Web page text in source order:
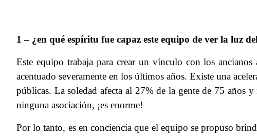
1 – ¿en qué espíritu fue capaz este equipo de ver la luz
Este equipo trabaja para crear un vínculo con los ancianos
acentuado severamente en los últimos años. Existe una
públicas. La soledad afecta al 27% de la gente de 75 años
ninguna asociación, ¡es enorme!
Por lo tanto, es en conciencia que el equipo se propuso